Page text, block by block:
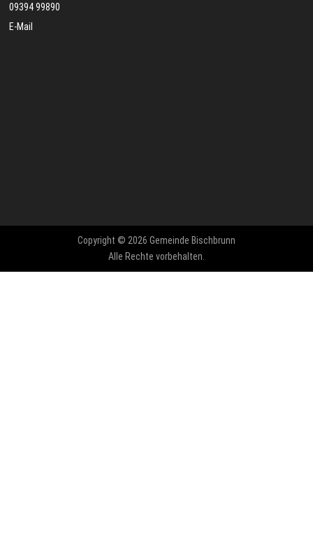
09394 99890
E-Mail
Copyright © 2026 Gemeinde Bischbrunn
Alle Rechte vorbehalten.